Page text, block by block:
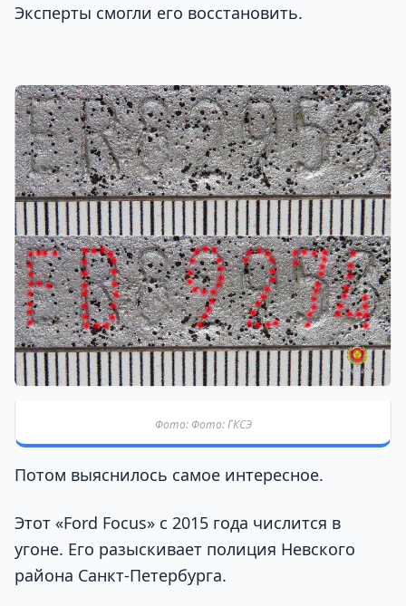
Эксперты смогли его восстановить.
Фото: Фото: ГКСЭ
Потом выяснилось самое интересное.
Этот «Ford Focus» с 2015 года числится в
угоне. Его разыскивает полиция Невского
района Санкт-Петербурга.